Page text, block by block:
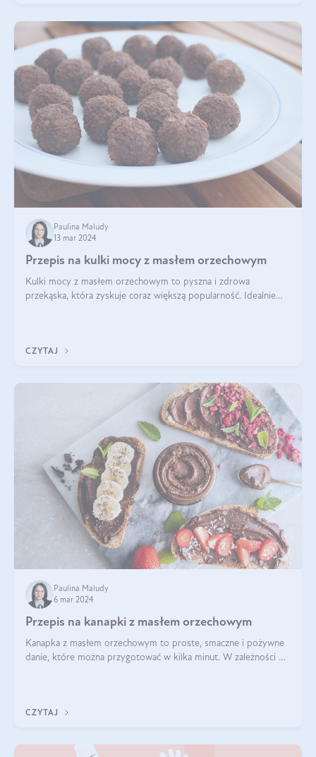
Paulina Maludy
13 mar 2024
Przepis na kulki mocy z masłem orzechowym
Kulki mocy z masłem orzechowym to pyszna i zdrowa
przekąska, która zyskuje coraz większą popularność. Idealnie
CZYTAJ
Paulina Maludy
6 mar 2024
Przepis na kanapki z masłem orzechowym
Kanapka z masłem orzechowym to proste, smaczne i pożywne
danie, które można przygotować w kilka minut. W zależności od
CZYTAJ